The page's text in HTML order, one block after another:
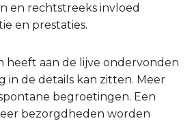
en rechtstreeks invloed
en prestaties.
heeft aan de lijve ondervonden
in de details kan zitten. Meer
begroetingen. Een
bezorgdheden worden